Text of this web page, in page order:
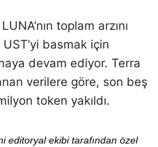
toplam arzını
basmak için
devam ediyor. Terra
verilere göre, son beş
token yakıldı.
editoryal ekibi tarafından özel